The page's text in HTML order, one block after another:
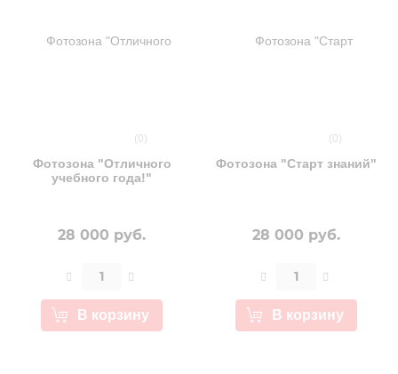
(0)
Фотозона "Отличного
учебного года!"
28 000 руб.
В корзину
(0)
Фотозона "Старт знаний"
28 000 руб.
В корзину